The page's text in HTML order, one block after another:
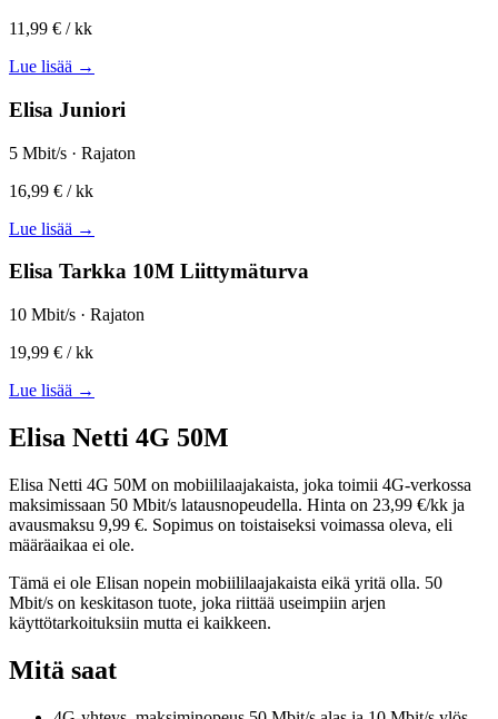
11,99 € / kk
Lue lisää →
Elisa Juniori
5 Mbit/s · Rajaton
16,99 € / kk
Lue lisää →
Elisa Tarkka 10M Liittymäturva
10 Mbit/s · Rajaton
19,99 € / kk
Lue lisää →
Elisa Netti 4G 50M
Elisa Netti 4G 50M on mobiililaajakaista, joka toimii 4G-verkossa
maksimissaan 50 Mbit/s latausnopeudella. Hinta on 23,99 €/kk ja
avausmaksu 9,99 €. Sopimus on toistaiseksi voimassa oleva, eli
määräaikaa ei ole.
Tämä ei ole Elisan nopein mobiililaajakaista eikä yritä olla. 50
Mbit/s on keskitason tuote, joka riittää useimpiin arjen
käyttötarkoituksiin mutta ei kaikkeen.
Mitä saat